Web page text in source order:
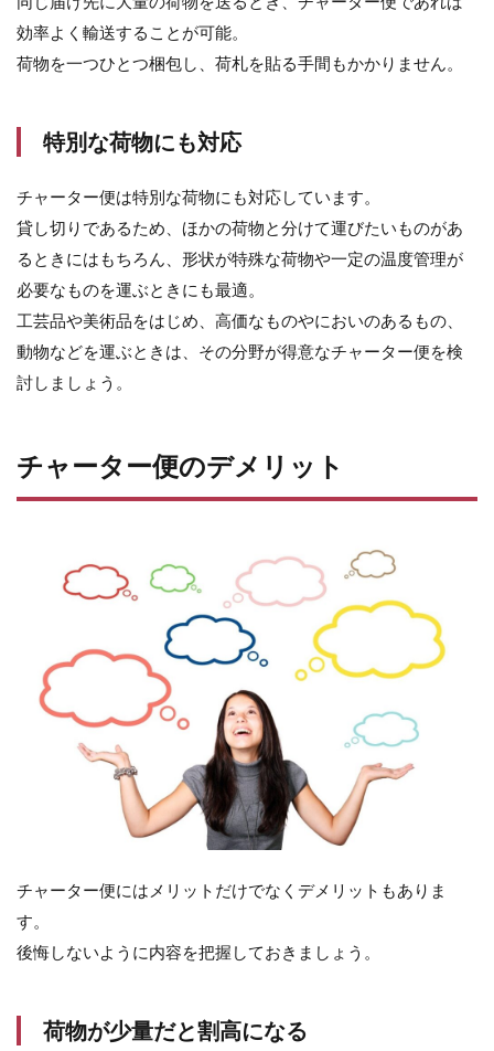
効率よく輸送することが可能。
荷物を一つひとつ梱包し、荷札を貼る手間もかかりません。
特別な荷物にも対応
チャーター便は特別な荷物にも対応しています。
貸し切りであるため、ほかの荷物と分けて運びたいものがあ
るときにはもちろん、形状が特殊な荷物や一定の温度管理が
必要なものを運ぶときにも最適。
工芸品や美術品をはじめ、高価なものやにおいのあるもの、
動物などを運ぶときは、その分野が得意なチャーター便を検
討しましょう。
チャーター便のデメリット
チャーター便にはメリットだけでなくデメリットもありま
す。
後悔しないように内容を把握しておきましょう。
荷物が少量だと割高になる